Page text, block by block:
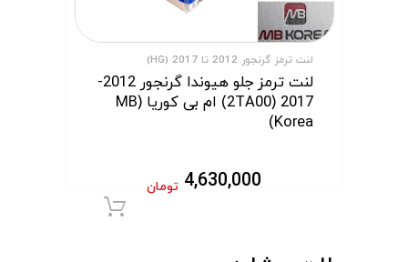
لنت ترمز گرنجور 2012 تا 2017 (HG)
لنت ترمز جلو هیوندا گرنجور 2012-
2017 (2TA00) ام بی کوریا (MB
Korea)
4,630,000 تومان